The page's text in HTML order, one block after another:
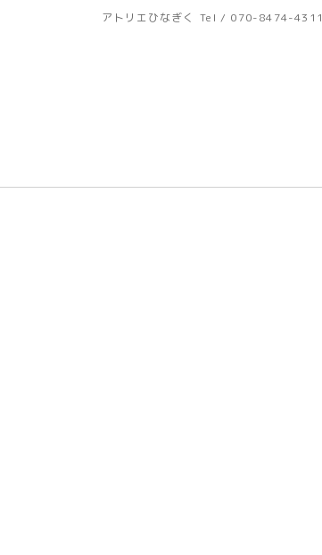
アトリエひなぎく Tel / 070-8474-4311